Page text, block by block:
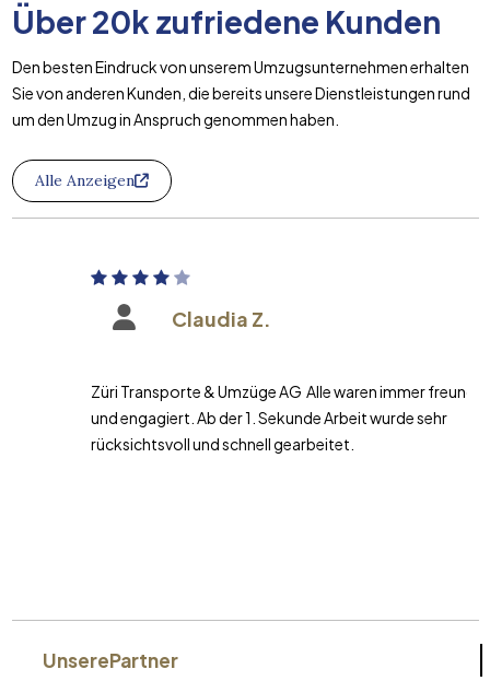
Über20k zufriedene Kunden
Den besten Eindruck von unserem Umzugsunternehmen erhalten
Sie von anderen Kunden, die bereits unsere Dienstleistungen rund
um den Umzug in Anspruch genommen haben.
Alle Anzeigen
Claudia Z.
Züri Transporte & Umzüge AG Alle waren immer freundlich
und engagiert. Ab der 1. Sekunde Arbeit wurde sehr
rücksichtsvoll und schnell gearbeitet.
UnserePartner